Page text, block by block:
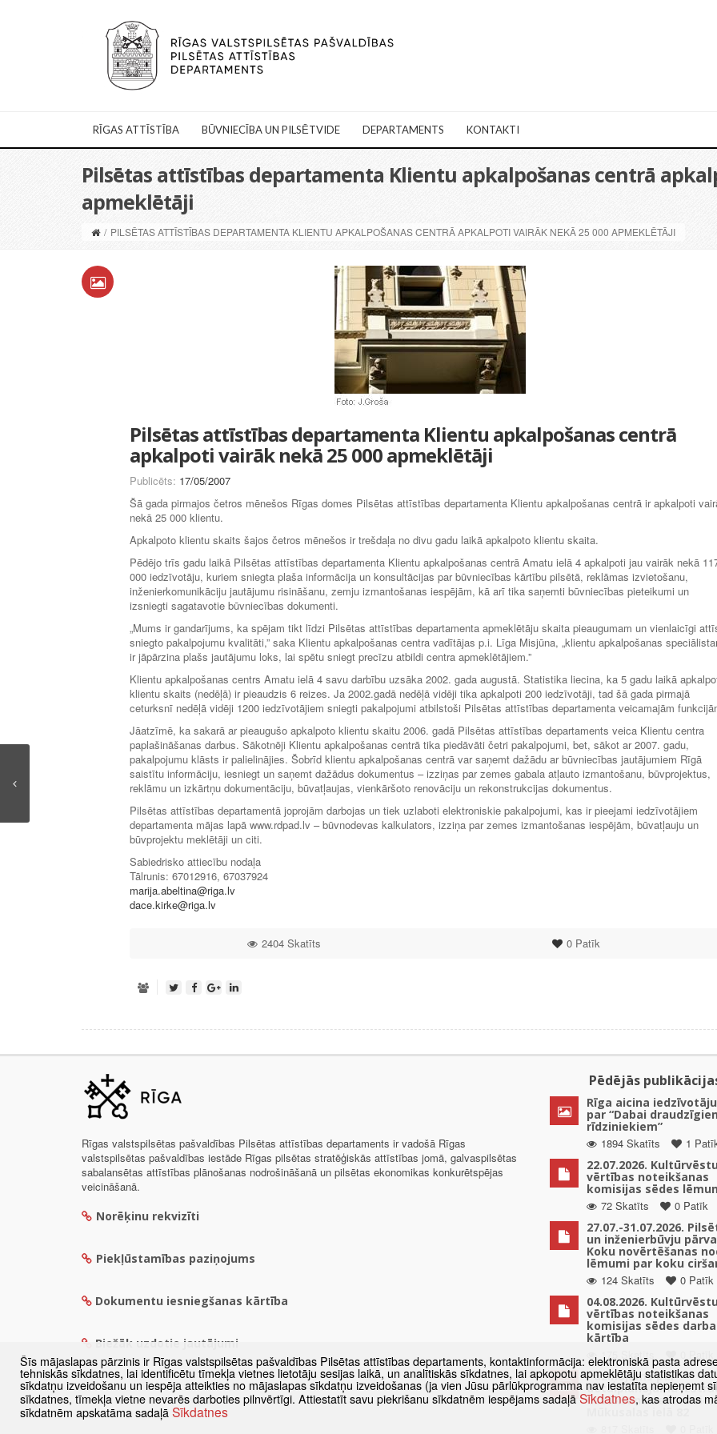
RĪGAS ATTĪSTĪBA BŪVNIECĪBA UN PILSĒTVIDE DEPARTAMENTS KONTAKTI
Pilsētas attīstības departamenta Klientu apkalpošanas centrā
apmeklētāji
/ PILSĒTAS ATTĪSTĪBAS DEPARTAMENTA KLIENTU APKALPOŠANAS CENTRĀ APKALPOTI VAIRĀK NEKĀ 25 000 APMEKLĒTĀJI
Pilsētas attīstības departamenta Klientu apkalpošanas centrā
apkalpoti vairāk nekā 25 000 apmeklētāji
Publicēts: 17/05/2007
Šā gada pirmajos četros mēnešos Rīgas domes Pilsētas attīstības departamenta Klientu apkalpošanas centrā ir apkalpoti
nekā 25 000 klientu.
Apkalpoto klientu skaits šajos četros mēnešos ir trešdaļa no divu gadu laikā apkalpoto klientu skaita.
Pēdējo trīs gadu laikā Pilsētas attīstības departamenta Klientu apkalpošanas centrā Amatu ielā 4 apkalpoti jau vairāk nekā
000 iedzīvotāju, kuriem sniegta plaša informācija un konsultācijas par būvniecības kārtību pilsētā, reklāmas izvietošanu,
inženierkomunikāciju jautājumu risināšanu, zemju izmantošanas iespējām, kā arī tika saņemti būvniecības pieteikumi un
izsniegti sagatavotie būvniecības dokumenti.
„Mums ir gandarījums, ka spējam tikt līdzi Pilsētas attīstības departamenta apmeklētāju skaita pieaugumam un vienlaicīgi
sniegto pakalpojumu kvalitāti,” saka Klientu apkalpošanas centra vadītājas p.i. Līga Misjūna, „klientu apkalpošanas
ir jāpārzina plašs jautājumu loks, lai spētu sniegt precīzu atbildi centra apmeklētājiem.”
Klientu apkalpošanas centrs Amatu ielā 4 savu darbību uzsāka 2002. gada augustā. Statistika liecina, ka 5 gadu laikā
klientu skaits (nedēļā) ir pieaudzis 6 reizes. Ja 2002.gadā nedēļā vidēji tika apkalpoti 200 iedzīvotāji, tad šā gada pirmajā
ceturksnī nedēļā vidēji 1200 iedzīvotājiem sniegti pakalpojumi atbilstoši Pilsētas attīstības departamenta veicamajām
Jāatzīmē, ka sakarā ar pieaugušo apkalpoto klientu skaitu 2006. gadā Pilsētas attīstības departaments veica Klientu centra
paplašināšanas darbus. Sākotnēji Klientu apkalpošanas centrā tika piedāvāti četri pakalpojumi, bet, sākot ar 2007. gadu,
pakalpojumu klāsts ir palielinājies. Šobrīd klientu apkalpošanas centrā var saņemt dažādu ar būvniecības jautājumiem Rīgā
saistītu informāciju, iesniegt un saņemt dažādus dokumentus – izziņas par zemes gabala atļauto izmantošanu, būvprojektus,
reklāmu un izkārtņu dokumentāciju, būvatļaujas, vienkāršoto renovāciju un rekonstrukcijas dokumentus.
Pilsētas attīstības departamentā joprojām darbojas un tiek uzlaboti elektroniskie pakalpojumi, kas ir pieejami iedzīvotājiem
departamenta mājas lapā www.rdpad.lv – būvnodevas kalkulators, izziņa par zemes izmantošanas iespējām, būvatļauju un
būvprojektu meklētāji un citi.
Sabiedrisko attiecību nodaļa
Tālrunis: 67012916, 67037924
marija.abeltina@riga.lv
dace.kirke@riga.lv
0Patīk
2404 Skatīts
Rīgas valstspilsētas pašvaldības Pilsētas attīstības departaments ir vadošā Rīgas
valstspilsētas pašvaldības iestāde Rīgas pilsētas stratēģiskās attīstības jomā, galvaspilsētas
sabalansētas attīstības plānošanas nodrošināšanā un pilsētas ekonomikas konkurētspējas
veicināšanā.
Norēķinu rekvizīti
Piekļūstamības paziņojums
Dokumentu iesniegšanas kārtība
Biežāk uzdotie jautājumi
Pēdējās
Rīga aicina
par “Dabai
rīdziniekiem”
1894 Skatīts
1
22.07.2026.
vērtības noteikšanas
komisijas sēdes
72 Skatīts
0 Patīk
27.07.-31.07.2026.
un inženierbūvju
Koku novērtēšanas
lēmumi par koku
124 Skatīts
0 Patīk
04.08.2026.
vērtības noteikšanas
komisijas sēdes darba
kārtība
175 Skatīts
0 Patīk
Paziņojums par
detālplānojuma
uzsākšanu zemes
Šīs mājaslapas pārzinis ir Rīgas valstspilsētas pašvaldības Pilsētas attīstības departaments, kontaktinformācija: elektroniskā pasta
tehniskās sīkdatnes, lai identificētu tīmekļa vietnes lietotāju sesijas laikā, un analītiskās sīkdatnes, lai apkopotu apmeklētāju statistikas
sīkdatņu izveidošanu un iespēja atteikties no mājaslapas sīkdatņu izveidošanas (ja vien Jūsu pārlūkprogramma nav iestatīta nepieņemt
sīkdatnes, tīmekļa vietne nevarēs darboties pilnvērtīgi. Attiestatīt savu piekrišanu sīkdatnēm iespējams sadaļā Sīkdatnes, kas atrodas
sīkdatnēm apskatāma sadaļā Sīkdatnes